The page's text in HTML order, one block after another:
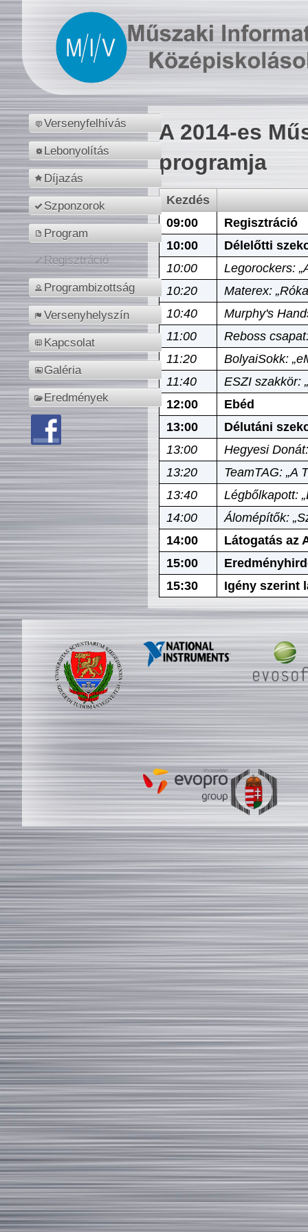
Versenyfelhívás
Lebonyolítás
Díjazás
Szponzorok
Program
Regisztráció
Programbizottság
Versenyhelyszín
Kapcsolat
Galéria
Eredmények
A 2014-es
programja
Kezdés
09:00
Regisztráció
10:00
Délelőtti
10:00
Legorockers:
10:20
Materex:
10:40
Murphy's
11:00
Reboss
11:20
BolyaiSokk:
11:40
ESZI szakkör:
12:00
Ebéd
13:00
Délutáni
13:00
Hegyesi
13:20
TeamTAG: „A
13:40
Légbőlkapott:
14:00
Álomépítők:
14:00
Látogatás az
15:00
15:30
Igény szerint